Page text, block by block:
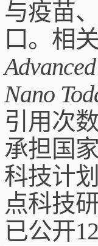
与疫苗
口。相
Nano
引用次
承担国
科技计
点科技
已公开